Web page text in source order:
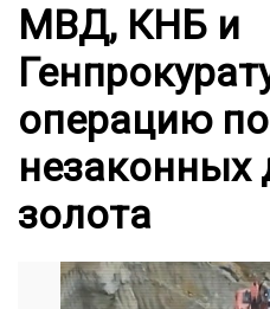
МВД, КНБ и
операцию
незаконных
золота